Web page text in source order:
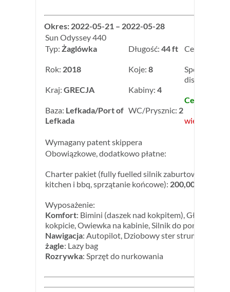
Okres: 2022-05-21 – 2022-05-28
Sun Odyssey 440
Typ: Żaglówka
Rok: 2018
Kraj: GRECJA
Baza: Lefkada/Port of
Lefkada
Długość: 44 ft
Koje: 8
Kabiny: 4
WC/Prysznic: 2
Cena:
Special week
discount: -
Cena: 2
więcej
Wymagany patent skippera
Obowiązkowe, dodatkowo płatne:
Charter pakiet (fully fuelled silnik zaburtowy engine,
kitchen i bbq, sprzątanie końcowe): 200,00 € za jacht
Wyposażenie:
Komfort: Bimini (daszek nad kokpitem), Głośniki w
kokpicie, Owiewka na kabinie, Silnik do pontonu
Nawigacja: Autopilot, Dziobowy ster strumieniowy
żagle: Lazy bag
Rozrywka: Sprzęt do nurkowania